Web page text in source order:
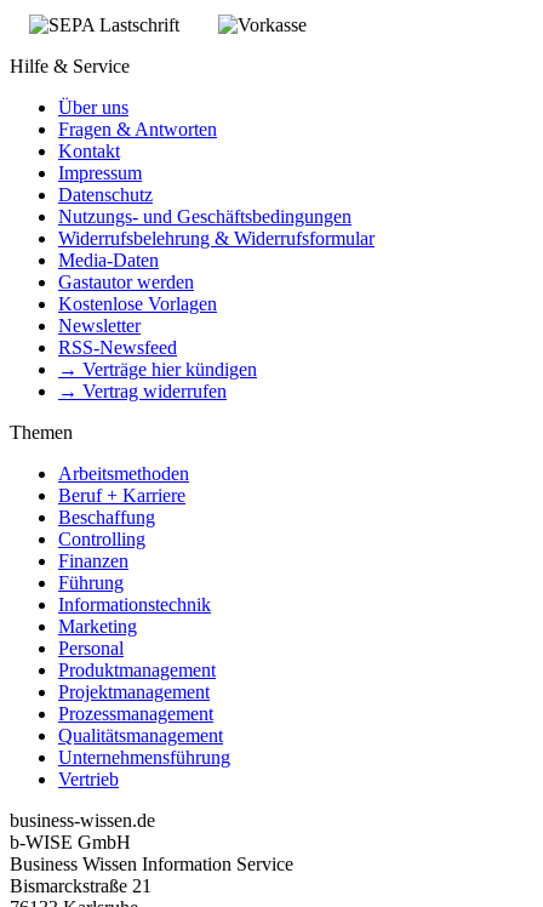
Hilfe & Service
Über uns
Fragen & Antworten
Kontakt
Impressum
Datenschutz
Nutzungs- und Geschäftsbedingungen
Widerrufsbelehrung & Widerrufsformular
Media-Daten
Gastautor werden
Kostenlose Vorlagen
Newsletter
RSS-Newsfeed
→ Verträge hier kündigen
→ Vertrag widerrufen
Themen
Arbeitsmethoden
Beruf + Karriere
Beschaffung
Controlling
Finanzen
Führung
Informationstechnik
Marketing
Personal
Produktmanagement
Projektmanagement
Prozessmanagement
Qualitätsmanagement
Unternehmensführung
Vertrieb
business-wissen.de
b-WISE GmbH
Business Wissen Information Service
Bismarckstraße 21